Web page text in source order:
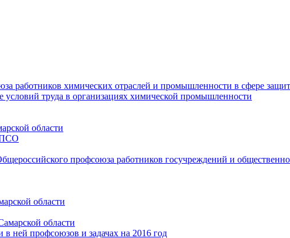
работников химических отраслей и промышленности в сфере
труда в организациях химической промышленности
области
профсоюза работников госучреждений и
области
области
в ней профсоюзов и задачах на 2016 год